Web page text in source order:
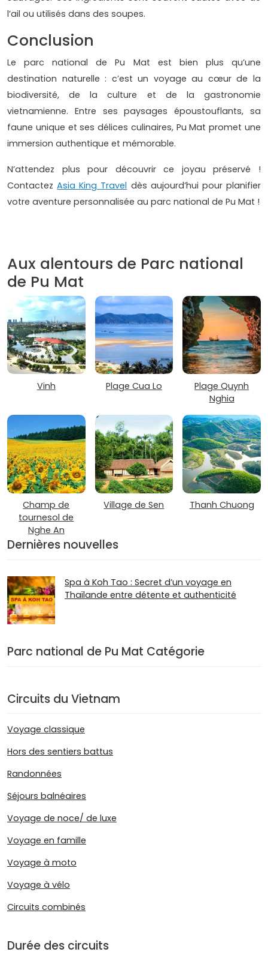
l’ail ou utilisés dans des soupes.
Conclusion
Le parc national de Pu Mat est bien plus qu’une
destination naturelle : c’est un voyage au cœur de la
biodiversité, de la culture et de la gastronomie
vietnamienne. Entre ses paysages époustouflants, sa
faune unique et ses délices culinaires, Pu Mat promet une
immersion authentique et mémorable.
N’attendez plus pour découvrir ce joyau préservé !
ContactezAsia King Travel dès aujourd’hui pour planifier
votre aventure personnalisée au parc national de Pu Mat !
Aux alentours de Parc national
de Pu Mat
Vinh Plage Cua Lo
Plage Quynh
Nghia
Champ de
tournesol de
Nghe An
Village de Sen Thanh Chuong
Dernières nouvelles
Spa à Koh Tao : Secret d’un voyage en
Thaïlande entre détente et authenticité
Parc national de Pu Mat Catégorie
Circuits du Vietnam
Voyage classique
Hors des sentiers battus
Randonnées
Séjours balnéaires
Voyage de noce/ de luxe
Voyage en famille
Voyage à moto
Voyage à vélo
Circuits combinés
Durée des circuits